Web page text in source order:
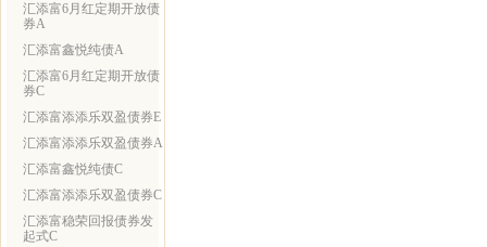
汇添富6月红定期开放债
券A
汇添富鑫悦纯债A
汇添富6月红定期开放债
券C
汇添富添添乐双盈债券E
汇添富添添乐双盈债券A
汇添富鑫悦纯债C
汇添富添添乐双盈债券C
汇添富稳荣回报债券发
起式C